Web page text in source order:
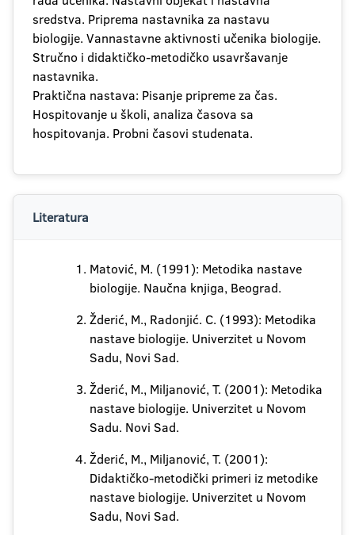
sredstva. Priprema nastavnika za nastavu
biologije. Vannastavne aktivnosti učenika biologije.
Stručno i didaktičko-metodičko usavršavanje
nastavnika.
Praktična nastava: Pisanje pripreme za čas.
Hospitovanje u školi, analiza časova sa
hospitovanja. Probni časovi studenata.
Literatura
Matović, M. (1991): Metodika nastave
biologije. Naučna knjiga, Beograd.
Žderić, M., Radonjić. C. (1993): Metodika
nastave biologije. Univerzitet u Novom
Sadu, Novi Sad.
Žderić, M., Miljanović, T. (2001): Metodika
nastave biologije. Univerzitet u Novom
Sadu. Novi Sad.
Žderić, M., Miljanović, T. (2001):
Didaktičko-metodički primeri iz metodike
nastave biologije. Univerzitet u Novom
Sadu, Novi Sad.